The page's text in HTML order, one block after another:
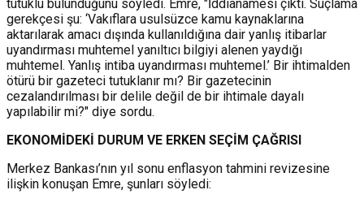
tutuklu bulunduğunu söyledi. Emre, "İddianamesi çıktı. Suçlama
gerekçesi şu: ‘Vakıflara usulsüzce kamu kaynaklarına
aktarılarak amacı dışında kullanıldığına dair yanlış itibarlar
uyandırması muhtemel yanıltıcı bilgiyi alenen yaydığı
muhtemel. Yanlış intiba uyandırması muhtemel.’ Bir ihtimalden
ötürü bir gazeteci tutuklanır mı? Bir gazetecinin
cezalandırılması bir delile değil de bir ihtimale dayalı
yapılabilir mi?" diye sordu.
EKONOMİDEKİ DURUM VE ERKEN SEÇİM ÇAĞRISI
Merkez Bankası’nın yıl sonu enflasyon tahmini revizesine
ilişkin konuşan Emre, şunları söyledi: